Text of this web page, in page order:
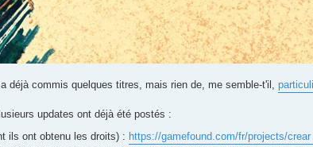
déjà commis quelques titres, mais rien de, me semble-t'il,
updates ont déjà été postés :
ils ont obtenu les droits) : https://gamefound.com/fr/projects/